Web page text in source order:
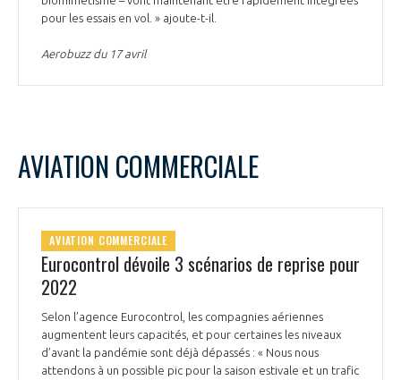
ENVIRONNEMENT
INNOVATION
RAPPORTS D'ACTIVITÉS
pour les essais en vol. » ajoute-t-il.
Aerobuzz du 17 avril
AVIATION COMMERCIALE
AVIATION COMMERCIALE
Eurocontrol dévoile 3 scénarios de reprise pour
2022
Selon l’agence Eurocontrol, les compagnies aériennes
augmentent leurs capacités, et pour certaines les niveaux
d’avant la pandémie sont déjà dépassés : « Nous nous
attendons à un possible pic pour la saison estivale et un trafic